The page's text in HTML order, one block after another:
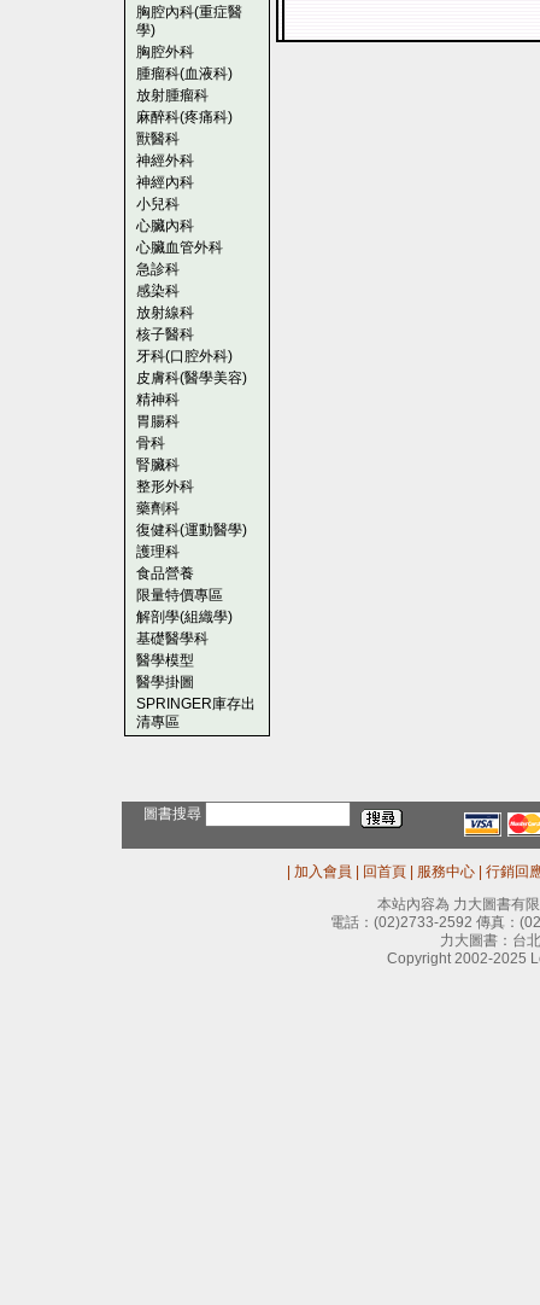
胸腔內科(重症醫
學)
胸腔外科
腫瘤科(血液科)
放射腫瘤科
麻醉科(疼痛科)
獸醫科
神經外科
神經內科
小兒科
心臟內科
心臟血管外科
急診科
感染科
放射線科
核子醫科
牙科(口腔外科)
皮膚科(醫學美容)
精神科
胃腸科
骨科
腎臟科
整形外科
藥劑科
復健科(運動醫學)
護理科
食品營養
限量特價專區
解剖學(組織學)
基礎醫學科
醫學模型
醫學掛圖
SPRINGER庫存出
清專區
圖書搜尋
加入會員 回首頁 服務中心
行銷回
本站內容為 力大圖書有
電話： (02)2733-2592 傳真：
力大圖書：台
Copyright 2002-2025